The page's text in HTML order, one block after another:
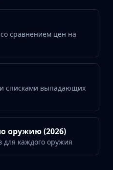
сравнением цен на
списками выпадающих
оружию (2026)
для каждого оружия